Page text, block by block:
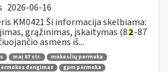
2026-06-16
KM0421 Ši informacija skelbiama:
grąžinimas, įskaitymas (82-87
asmens iš...
maį 87 str.
mokesčių permoka
dengimas
gpm permoka